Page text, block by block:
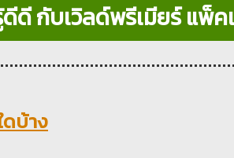
ดี กับเวิลด์พรีเมียร์ แพ็ค
บ้าง